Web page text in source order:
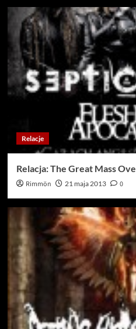
Relacje
Relacja: The Great Mass
Rimmön 21 maja 2013 0